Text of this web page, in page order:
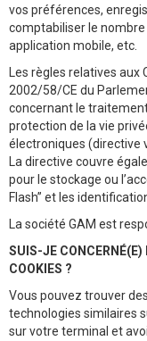
vos préférences,
comptabiliser le
application mobile, etc.
Les règles relatives
2002/58/CE du
concernant le
protection de la vie
électroniques (directive
La directive couvre
pour le stockage ou
Flash” et les
La société GAM est
SUIS-JE CONCERNÉ(E)
COOKIES ?
Vous pouvez trouver
technologies similaires
sur votre terminal et